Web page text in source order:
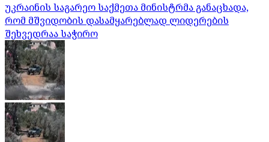
უკრაინის საგარეო საქმეთა მინისტრმა განაცხადა,
რომ მშვიდობის დასამყარებლად ლიდერების
შეხვედრაა საჭირო